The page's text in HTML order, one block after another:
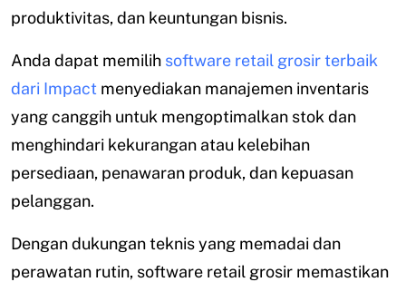
produktivitas, dan keuntungan bisnis.
Anda dapat memilih software retail grosir terbaik
dari Impact menyediakan manajemen inventaris
yang canggih untuk mengoptimalkan stok dan
menghindari kekurangan atau kelebihan
persediaan, penawaran produk, dan kepuasan
pelanggan.
Dengan dukungan teknis yang memadai dan
perawatan rutin, software retail grosir memastikan